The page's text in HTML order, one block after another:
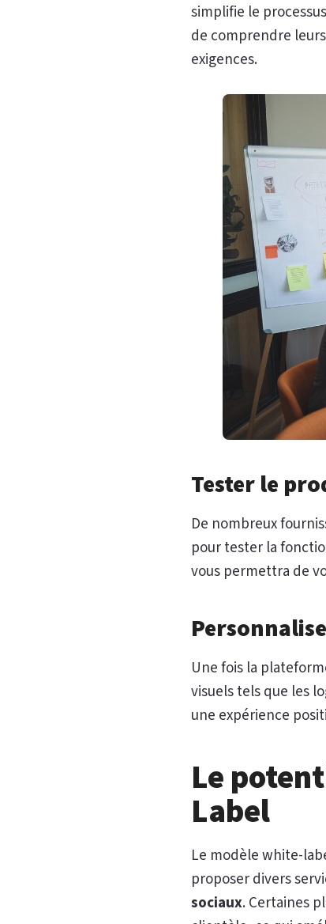
simplifie le
de comprendre
exigences.
Tester le
De nombreux
pour tester la
vous permettra de
Une fois la
visuels tels que les
une expérience
Le
Label
Le modèle white-
proposer divers
sociaux. Certaines